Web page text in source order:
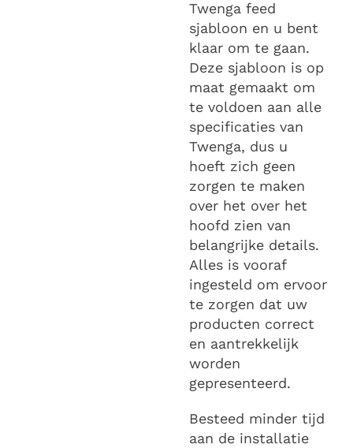
Twenga feed
sjabloon en u bent
klaar om te gaan.
Deze sjabloon is op
maat gemaakt om
te voldoen aan alle
specificaties van
Twenga, dus u
hoeft zich geen
zorgen te maken
over het over het
hoofd zien van
belangrijke details.
Alles is vooraf
ingesteld om ervoor
te zorgen dat uw
producten correct
en aantrekkelijk
worden
gepresenteerd.
Besteed minder tijd
aan de installatie